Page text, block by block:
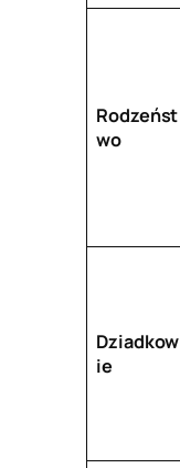
Rodzeńst
wo
Dziadkow
ie